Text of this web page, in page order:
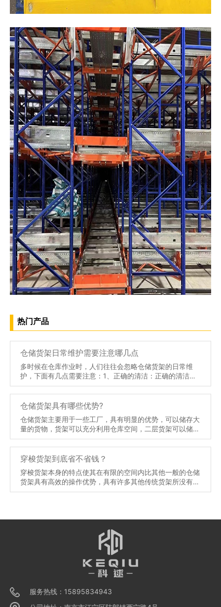
热门产品
仓储货架日常维护需要注意哪几点
多时候在仓库作业时，人们往往会忽略仓储货架的日常维
护，下面有几点需要注意：1、正确的清洁：正确的清洁是
必不可少的环节，仓储货架可能单独摆放在库房内，也有可
能与生产线在一起，这样就会产生较多的灰尘，我们要定时
的去清洁货架，才能保证仓储货架的美观和延长货架的使用
仓储货架具有哪些优势?
仓储货架主要用于一些工厂，具有明显的优势，可以储存大
量的货物，货架可以充分利用仓库空间，二层货架可以储存
更多的物品，不会浪费仓库空间，也可以合理规划，有利于
以后直接使用。那么，货架还有什么优点呢？【详情】
穿梭货架到底省不省钱？
穿梭货架本身的特点使其在有限的空间内比其他一般的仓储
货架具有高效的操作优势，具有许多其他传统货架所没有的
特点。为了节约土地成本，中小企业往往需要在有限的空间
相对较低，但与增加土地和增加设备相比，这种成本优势是
服务热线：15895834943